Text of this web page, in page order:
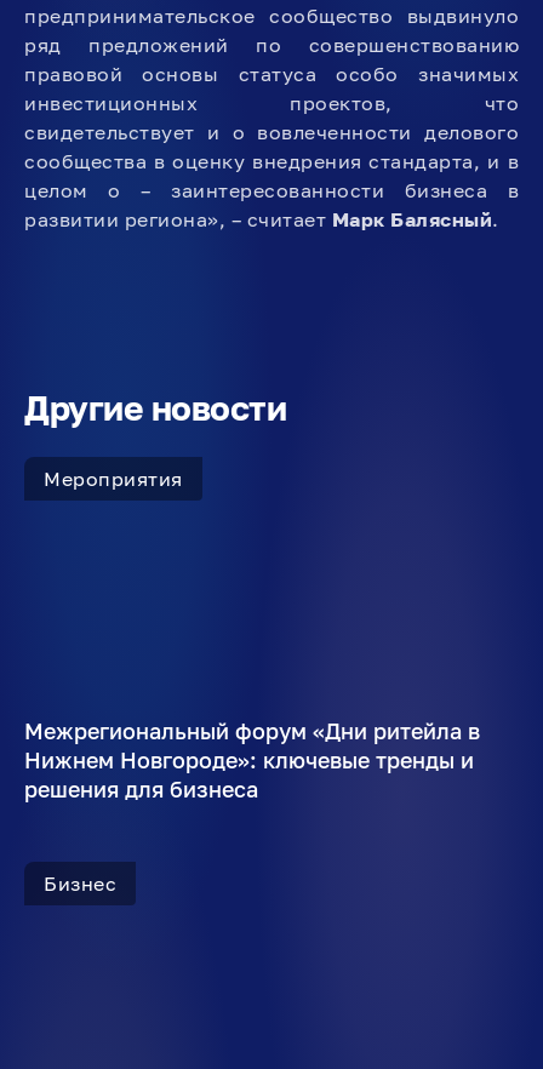
предпринимательское сообщество выдвинуло
ряд предложений по совершенствованию
правовой основы статуса особо значимых
инвестиционных проектов, что
свидетельствует и о вовлеченности делового
сообщества в оценку внедрения стандарта, и в
целом о – заинтересованности бизнеса в
развитии региона», – считает Марк Балясный.
Другие новости
Мероприятия
Межрегиональный форум «Дни ритейла в
Нижнем Новгороде»: ключевые тренды и
решения для бизнеса
Бизнес